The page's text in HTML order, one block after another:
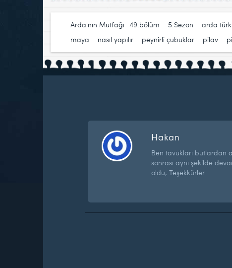
Arda'nın Mutfağı 49.bölüm 5.Sezon arda
maya
nasıl yapılır peynirli çubuklar pilav
Hakan
Ben tavukları butlardan
sonrası aynı şekilde
oldu; Teşekkürler